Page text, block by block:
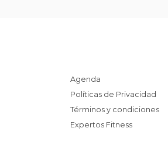
Agenda
Políticas de Privacidad
Términos y condiciones
Expertos Fitness